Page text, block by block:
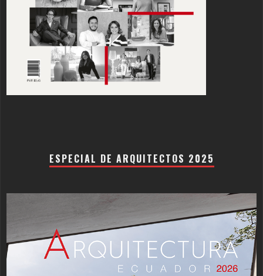
ESPECIAL DE ARQUITECTOS 2025